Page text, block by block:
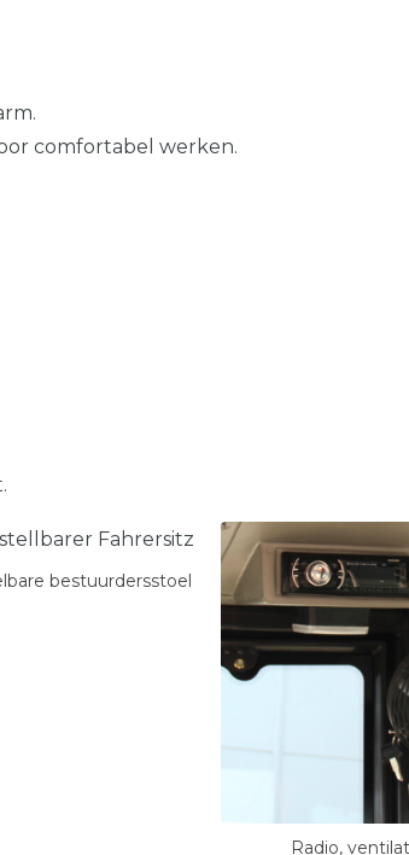
comfortabel werken.
bestuurdersstoel
Radio,